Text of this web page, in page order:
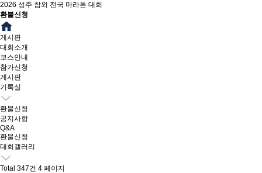
2026 성주 참외 전국 마라톤 대회
환불신청
게시판
대회소개
코스안내
참가신청
게시판
기록실
환불신청
공지사항
Q&A
환불신청
대회갤러리
Total 347건 4 페이지